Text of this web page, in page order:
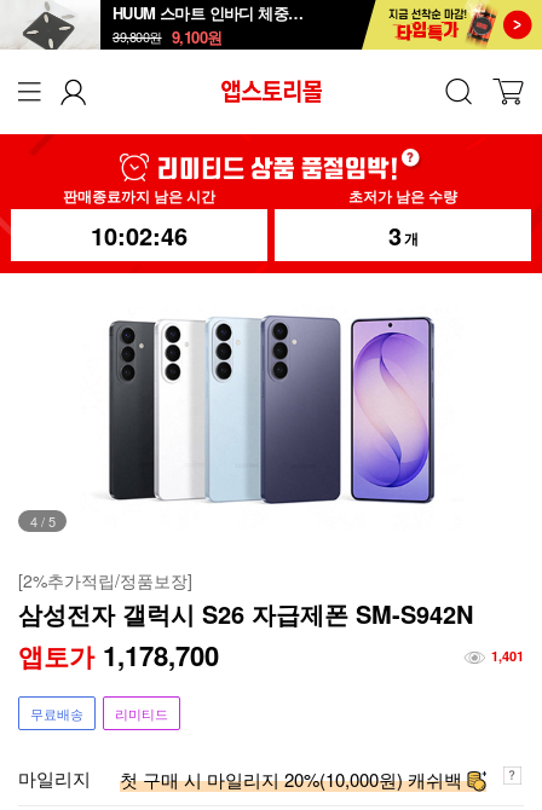
HUUM 스마트 인바디 체중계 SB-108B
39,800원 9,100원
판매종료까지 남은 시간
10:02:44
초저가 남은 수량
3개
4/5
[2%추가적립/정품보장]
삼성전자 갤럭시 S26 자급제폰 SM-S942N
앱토가 1,178,700 1,401
무료배송 리미티드
마일리지 첫 구매 시 마일리지 20%(10,000원) 캐쉬백